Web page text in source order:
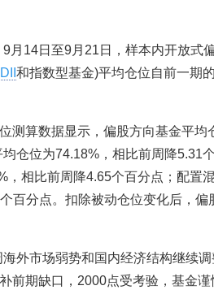
月14日至9月21日，样本内开放式
和指数型基金)平均仓位自前一期
测算数据显示，偏股方向基金平均
仓位为74.18%，相比前周降5.31
，相比前周降4.65个百分点；配置
百分点。扣除被动仓位变化后，偏
外市场弱势和国内经济结构继续调
前期缺口，2000点受考验，基金